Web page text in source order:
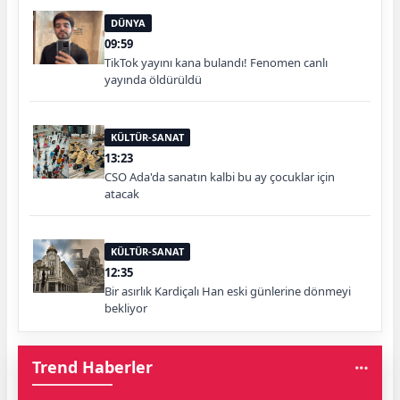
DÜNYA
09:59
TikTok yayını kana bulandı! Fenomen canlı
yayında öldürüldü
KÜLTÜR-SANAT
13:23
CSO Ada'da sanatın kalbi bu ay çocuklar için
atacak
KÜLTÜR-SANAT
12:35
Bir asırlık Kardiçalı Han eski günlerine dönmeyi
bekliyor
Trend Haberler